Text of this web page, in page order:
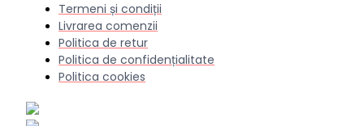
Termeni și condiții
Livrarea comenzii
Politica de retur
Politica de confidențialitate
Politica cookies